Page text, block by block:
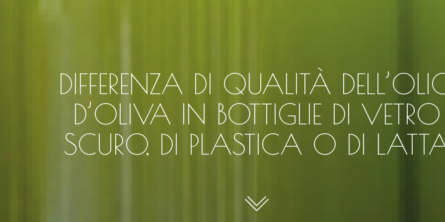
DIFFERENZA DI QUALITÀ
D’OLIVA IN BOTTIGLIE DI VETRO
SCURO, DI PLASTICA O DI